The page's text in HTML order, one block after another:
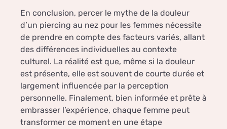
En conclusion, percer le mythe de la douleur
d’un piercing au nez pour les femmes nécessite
de prendre en compte des facteurs variés, allant
des différences individuelles au contexte
culturel. La réalité est que, même si la douleur
est présente, elle est souvent de courte durée et
largement influencée par la perception
personnelle. Finalement, bien informée et prête à
embrasser l’expérience, chaque femme peut
transformer ce moment en une étape